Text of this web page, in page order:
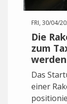
FRI, 30/04/
Die
zum
werden
Das
einer